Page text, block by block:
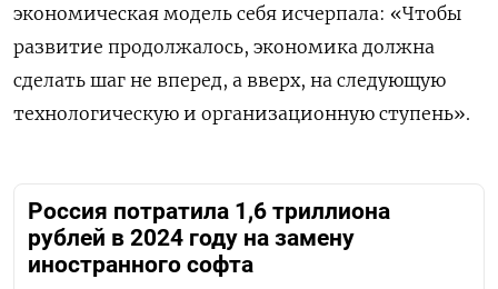
экономическая модель себя исчерпала: «Чтобы
развитие продолжалось, экономика должна
сделать шаг не вперед, а вверх, на следующую
технологическую и организационную ступень».
Россия потратила 1,6 триллиона
рублей в 2024 году на замену
иностранного софта